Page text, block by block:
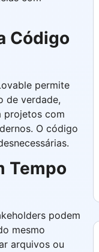
Código
permite
de verdade,
projetos com
O código
Tempo
podem
mesmo
arquivos ou